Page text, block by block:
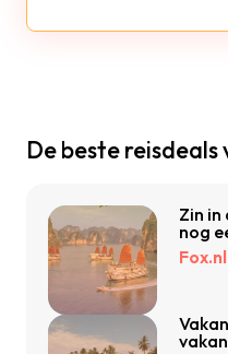
De beste
Zin
nog
Fox.nl